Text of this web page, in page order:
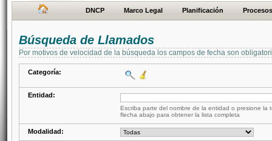
DNCP Marco Legal Planificación Procesos
Búsqueda de Llamados
Por motivos de velocidad de la búsqueda los campos de fecha son
Categoría:
Entidad:
Escriba parte del nombre de la entidad o presione la
flecha abajo para obtener la lista completa
Modalidad: